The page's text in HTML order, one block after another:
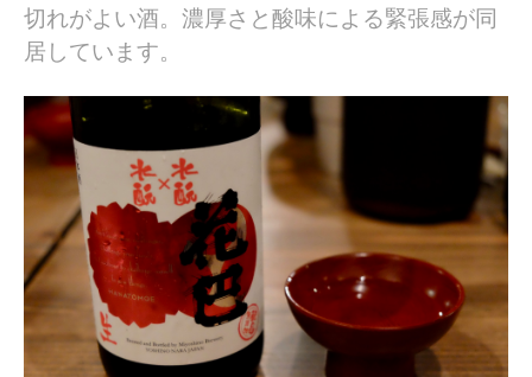
切れがよい酒。濃厚さと酸味による緊張感が同
居しています。